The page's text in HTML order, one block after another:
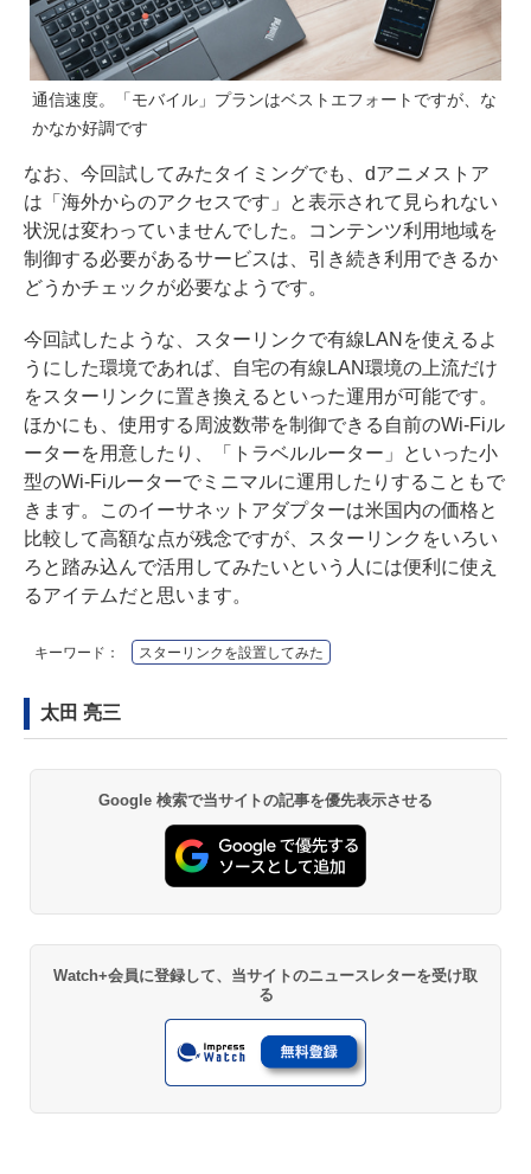
通信速度。「モバイル」プランはベストエフォートですが、な
かなか好調です
なお、今回試してみたタイミングでも、dアニメストア
は「海外からのアクセスです」と表示されて見られない
状況は変わっていませんでした。コンテンツ利用地域を
制御する必要があるサービスは、引き続き利用できるか
どうかチェックが必要なようです。
今回試したような、スターリンクで有線LANを使えるよ
うにした環境であれば、自宅の有線LAN環境の上流だけ
をスターリンクに置き換えるといった運用が可能です。
ほかにも、使用する周波数帯を制御できる自前のWi-Fiル
ーターを用意したり、「トラベルルーター」といった小
型のWi-Fiルーターでミニマルに運用したりすることもで
きます。このイーサネットアダプターは米国内の価格と
比較して高額な点が残念ですが、スターリンクをいろい
ろと踏み込んで活用してみたいという人には便利に使え
るアイテムだと思います。
キーワード： スターリンクを設置してみた
太田 亮三
Google 検索で当サイトの記事を優先表示させる
Watch+会員に登録して、当サイトのニュースレターを受け取
る